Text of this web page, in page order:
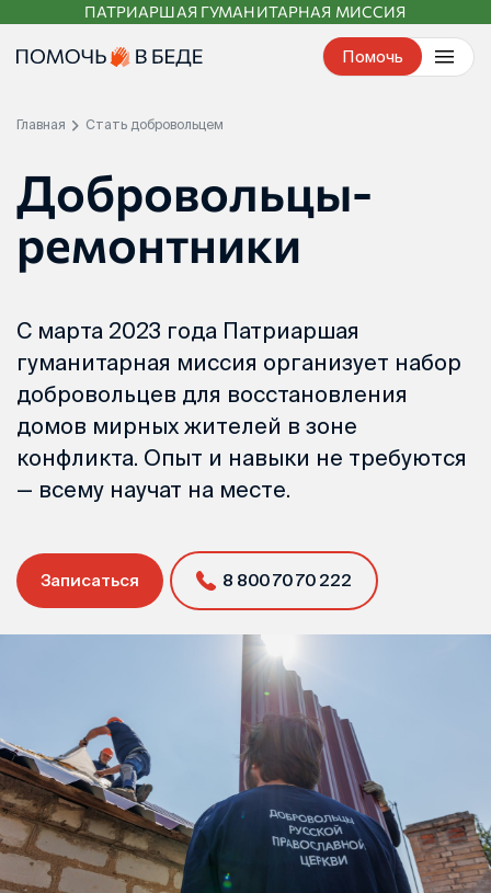
контенту
ПАТРИАРШАЯ ГУМАНИТАРНАЯ МИССИЯ
Помочь
Главная Стать добровольцем
Добровольцы-
ремонтники
С марта 2023 года Патриаршая
гуманитарная миссия организует набор
добровольцев для восстановления
домов мирных жителей в зоне
конфликта. Опыт и навыки не требуются
— всему научат на месте.
Записаться 8 800 70 70 222